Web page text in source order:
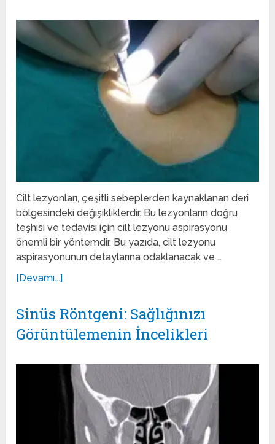
Cilt lezyonları, çeşitli sebeplerden kaynaklanan deri
bölgesindeki değişikliklerdir. Bu lezyonların doğru
teşhisi ve tedavisi için cilt lezyonu aspirasyonu
önemli bir yöntemdir. Bu yazıda, cilt lezyonu
aspirasyonunun detaylarına odaklanacak ve …
[Devamı...]
Sinüs Röntgeni: Sağlığınızı
Görüntülemenin İncelikleri